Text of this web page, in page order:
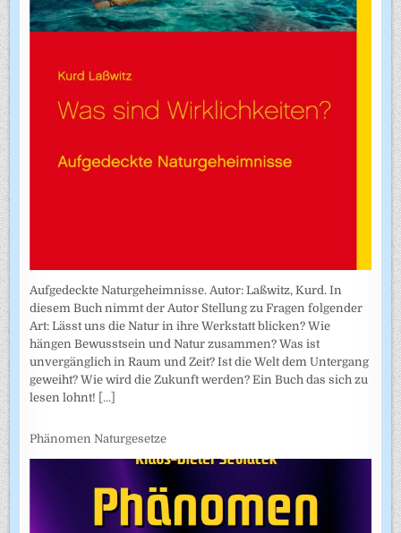
Aufgedeckte Naturgeheimnisse. Autor: Laßwitz, Kurd. In
diesem Buch nimmt der Autor Stellung zu Fragen folgender
Art: Lässt uns die Natur in ihre Werkstatt blicken? Wie
hängen Bewusstsein und Natur zusammen? Was ist
unvergänglich in Raum und Zeit? Ist die Welt dem Untergang
geweiht? Wie wird die Zukunft werden? Ein Buch das sich zu
lesen lohnt! [...]
Phänomen Naturgesetze